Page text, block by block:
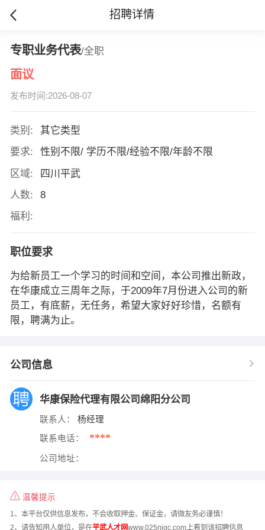
招聘详情
专职业务代表/全职
面议
发布时间:2026-08-07
类别:
其它类型
要求:
性别不限/ 学历不限/经验不限/年龄不限
区域:
四川平武
人数:
8
福利:
职位要求
为给新员工一个学习的时间和空间，本公司推出新政，
在华康成立三周年之际，于2009年7月份进入公司的新
员工，有底薪，无任务，希望大家好好珍惜，名额有
限，聘满为止。
公司信息
华康保险代理有限公司绵阳分公司
联系人： 杨经理
联系电话： ****
公司地址：
温馨提示
1、本平台仅供信息发布，不会收取押金、保证金，请微友务必谨慎！
2、请告知用人单位，是在平武人才网www.025njgc.com上看到该招聘信息